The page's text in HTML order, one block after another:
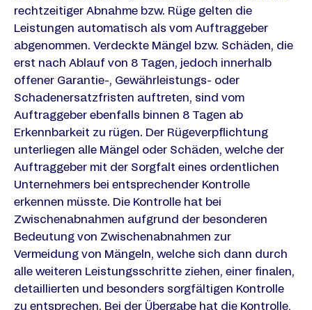
rechtzeitiger Abnahme bzw. Rüge gelten die
Leistungen automatisch als vom Auftraggeber
abgenommen. Verdeckte Mängel bzw. Schäden, die
erst nach Ablauf von 8 Tagen, jedoch innerhalb
offener Garantie-, Gewährleistungs- oder
Schadenersatzfristen auftreten, sind vom
Auftraggeber ebenfalls binnen 8 Tagen ab
Erkennbarkeit zu rügen. Der Rügeverpflichtung
unterliegen alle Mängel oder Schäden, welche der
Auftraggeber mit der Sorgfalt eines ordentlichen
Unternehmers bei entsprechender Kontrolle
erkennen müsste. Die Kontrolle hat bei
Zwischenabnahmen aufgrund der besonderen
Bedeutung von Zwischenabnahmen zur
Vermeidung von Mängeln, welche sich dann durch
alle weiteren Leistungsschritte ziehen, einer finalen,
detaillierten und besonders sorgfältigen Kontrolle
zu entsprechen. Bei der Übergabe hat die Kontrolle,